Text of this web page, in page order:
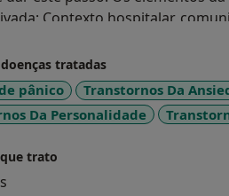
Contexto hospitalar,
com crianças, adultos e
Comportamental e Integrativa.
efetivos da Ordem dos
da ordem dos médicos.
tratadas
pânico Transtornos Da
Da Personalidade
trato